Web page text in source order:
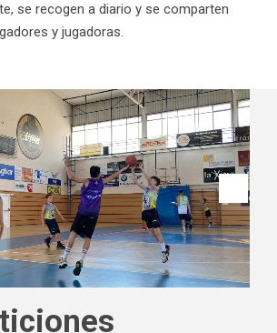
se recogen a diario y se comparten
y jugadoras.